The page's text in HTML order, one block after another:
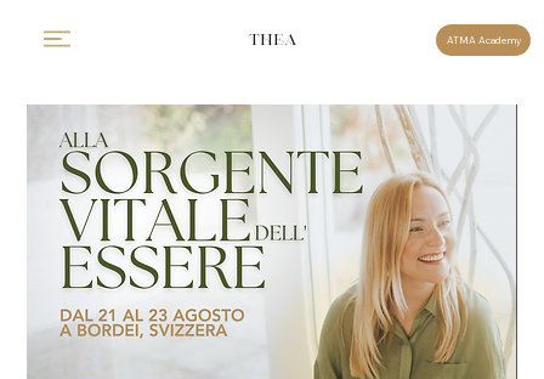
THEA ATMA Academy